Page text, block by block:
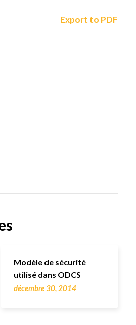
Export to PDF
Modèle de sécurité
utilisé dans ODCS
décembre 30, 2014